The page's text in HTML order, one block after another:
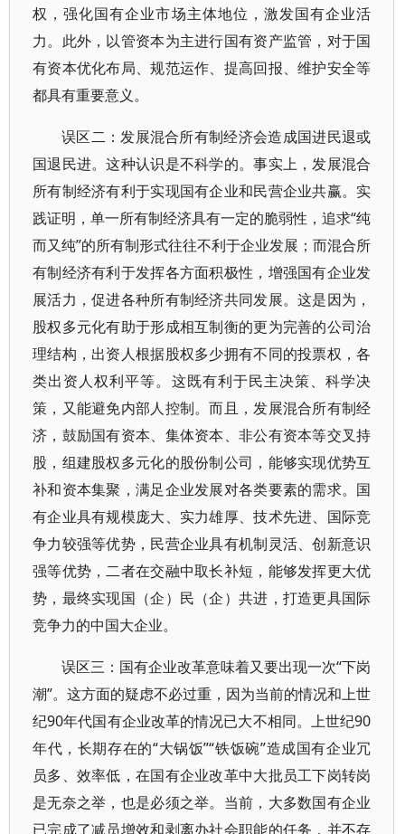
权，强化国有企业市场主体地位，激发国有企业活
力。此外，以管资本为主进行国有资产监管，对于国
有资本优化布局、规范运作、提高回报、维护安全等
都具有重要意义。
误区二：发展混合所有制经济会造成国进民退或
国退民进。这种认识是不科学的。事实上，发展混合
所有制经济有利于实现国有企业和民营企业共赢。实
践证明，单一所有制经济具有一定的脆弱性，追求“纯
而又纯”的所有制形式往往不利于企业发展；而混合所
有制经济有利于发挥各方面积极性，增强国有企业发
展活力，促进各种所有制经济共同发展。这是因为，
股权多元化有助于形成相互制衡的更为完善的公司治
理结构，出资人根据股权多少拥有不同的投票权，各
类出资人权利平等。这既有利于民主决策、科学决
策，又能避免内部人控制。而且，发展混合所有制经
济，鼓励国有资本、集体资本、非公有资本等交叉持
股，组建股权多元化的股份制公司，能够实现优势互
补和资本集聚，满足企业发展对各类要素的需求。国
有企业具有规模庞大、实力雄厚、技术先进、国际竞
争力较强等优势，民营企业具有机制灵活、创新意识
强等优势，二者在交融中取长补短，能够发挥更大优
势，最终实现国（企）民（企）共进，打造更具国际
竞争力的中国大企业。
误区三：国有企业改革意味着又要出现一次“下岗
潮”。这方面的疑虑不必过重，因为当前的情况和上世
纪90年代国有企业改革的情况已大不相同。上世纪90
年代，长期存在的“大锅饭”“铁饭碗”造成国有企业冗
员多、效率低，在国有企业改革中大批员工下岗转岗
是无奈之举，也是必须之举。当前，大多数国有企业
已完成了减员增效和剥离办社会职能的任务，并不存